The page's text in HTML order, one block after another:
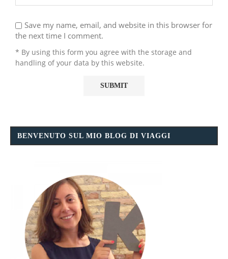
Save my name, email, and website in this browser for
the next time I comment.
* By using this form you agree with the storage and
handling of your data by this website.
BENVENUTO SUL MIO BLOG DI VIAGGI